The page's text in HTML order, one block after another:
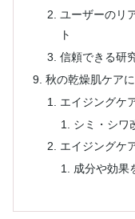
ユーザーのリ
ト
信頼できる研
秋の乾燥肌ケア
エイジングケ
シミ・シワ
エイジングケ
成分や効果